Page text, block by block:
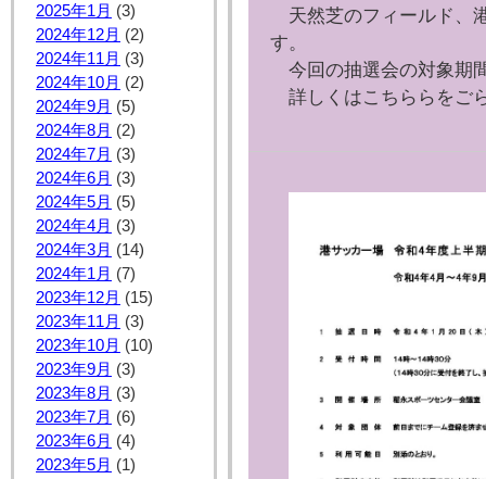
2025年1月 (3)
2024年12月 (2)
2024年11月 (3)
2024年10月 (2)
2024年9月 (5)
2024年8月 (2)
2024年7月 (3)
2024年6月 (3)
2024年5月 (5)
2024年4月 (3)
2024年3月 (14)
2024年1月 (7)
2023年12月 (15)
2023年11月 (3)
2023年10月 (10)
2023年9月 (3)
2023年8月 (3)
2023年7月 (6)
2023年6月 (4)
2023年5月 (1)
天然芝のフィールド、
す。
今回の抽選会の対象期
詳しくはこちららをご